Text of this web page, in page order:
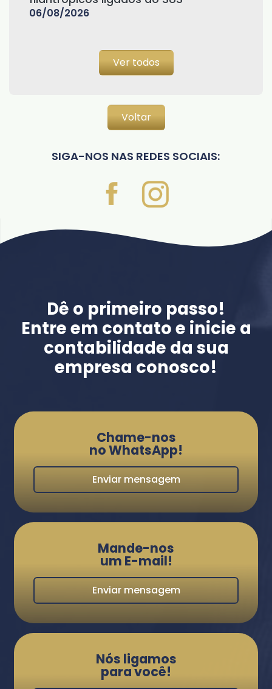
06/08/2026
Ver todos
Voltar
SIGA-NOS NAS REDES SOCIAIS:
Dê o primeiro passo!
Entre em contato e inicie a
contabilidade da sua
empresa conosco!
Chame-nos
no WhatsApp!
Enviar mensagem
Mande-nos
um E-mail!
Enviar mensagem
Nós ligamos
para você!